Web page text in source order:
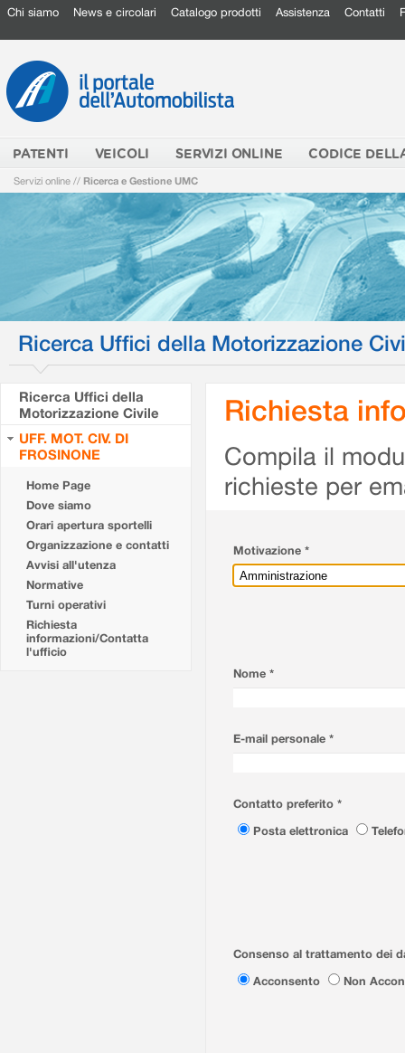
Chi siamo News e circolari Catalogo prodotti Assistenza Contatti
PATENTI VEICOLI SERVIZI ONLINE CODICE
Servizi online // Ricerca e Gestione UMC
Ricerca Uffici della Motorizzazione
Ricerca Uffici della
Motorizzazione Civile
UFF. MOT. CIV. DI
FROSINONE
Home Page
Dove siamo
Orari apertura sportelli
Organizzazione e contatti
Avvisi all'utenza
Normative
Turni operativi
Richiesta
informazioni/Contatta
l'ufficio
Richiesta
Compila il
richieste per
Motivazione *
Nome *
E-mail personale *
Contatto preferito *
Posta elettronica
Consenso al trattamento dei
Acconsento
Non